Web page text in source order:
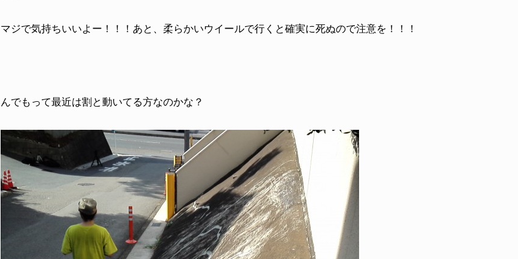
マジで気持ちいいよー！！！あと、柔らかいウイールで行くと確実に死ぬので注意を！！！
んでもって最近は割と動いてる方なのかな？